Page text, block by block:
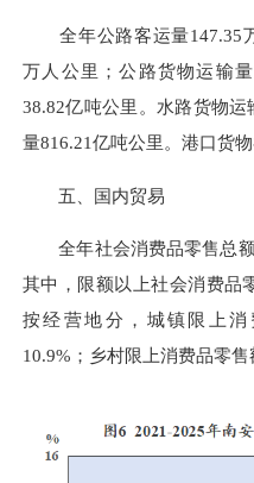
全年公路客运量147.35万
万人公里；公路货物运输
38.82亿吨公里。水路货物
量816.21亿吨公里。港口货物
五、国内贸易
全年社会消费品零售总额
其中，限额以上社会消费品
按经营地分，城镇限上消
10.9%；乡村限上消费品零售